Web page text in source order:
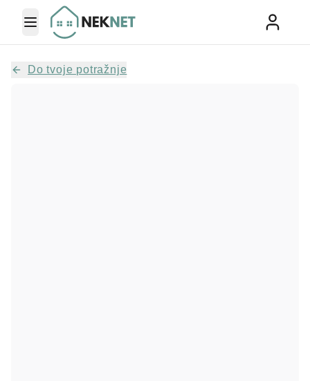
Toggle Menu
Do tvoje potražnje